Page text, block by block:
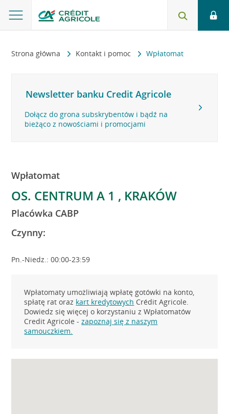
Strona główna Kontakt i pomoc Wpłatomat
Newsletter banku Credit Agricole
Dołącz do grona subskrybentów i bądź na
bieżąco z nowościami i promocjami
Wpłatomat
OS. CENTRUM A 1 , KRAKÓW
Placówka CABP
Czynny:
Pn.-Niedz.: 00:00-23:59
Wpłatomaty umożliwiają wpłatę gotówki na konto,
spłatę rat oraz kart kredytowych Crédit Agricole.
Dowiedz się więcej o korzystaniu z Wpłatomatów
Credit Agricole -zapoznaj się z naszym
samouczkiem.